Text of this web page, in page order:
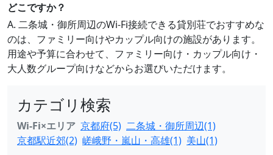
どこですか？
A. 二条城・御所周辺のWi-Fi接続できる貸別荘でおすすめな
のは、ファミリー向けやカップル向けの施設があります。
用途や予算に合わせて、ファミリー向け・カップル向け・
大人数グループ向けなどからお選びいただけます。
カテゴリ検索
Wi-Fi×エリア 京都府(5) 二条城・御所周辺(1)
京都駅近郊(2) 嵯峨野・嵐山・高雄(1) 美山(1)